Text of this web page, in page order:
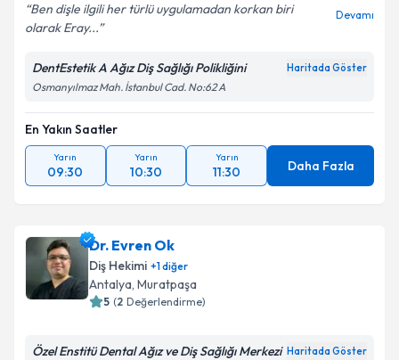
Ben dişle ilgili her türlü uygulamadan korkan biri
olarak Eray...
Devamı
DentEstetik A Ağız Diş Sağlığı Polikliğini Haritada Göster
Osmanyılmaz Mah. İstanbul Cad. No:62 A
En Yakın Saatler
Yarın
09:30
Yarın
10:30
Yarın
11:30 Daha Fazla
Dr. Evren Ok
Diş Hekimi +1diğer
Antalya, Muratpaşa
5 (2 Değerlendirme)
Özel Enstitü Dental Ağız ve Diş Sağlığı Merkezi Haritada Göster